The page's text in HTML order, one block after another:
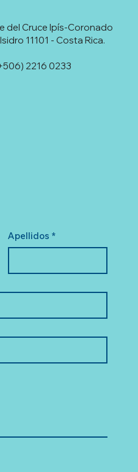
del Cruce Ipís-Coronado
11101 - Costa Rica.
2216 0233
Apellidos *